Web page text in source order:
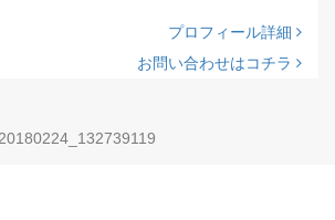
プロフィール詳細
お問い合わせはコチラ